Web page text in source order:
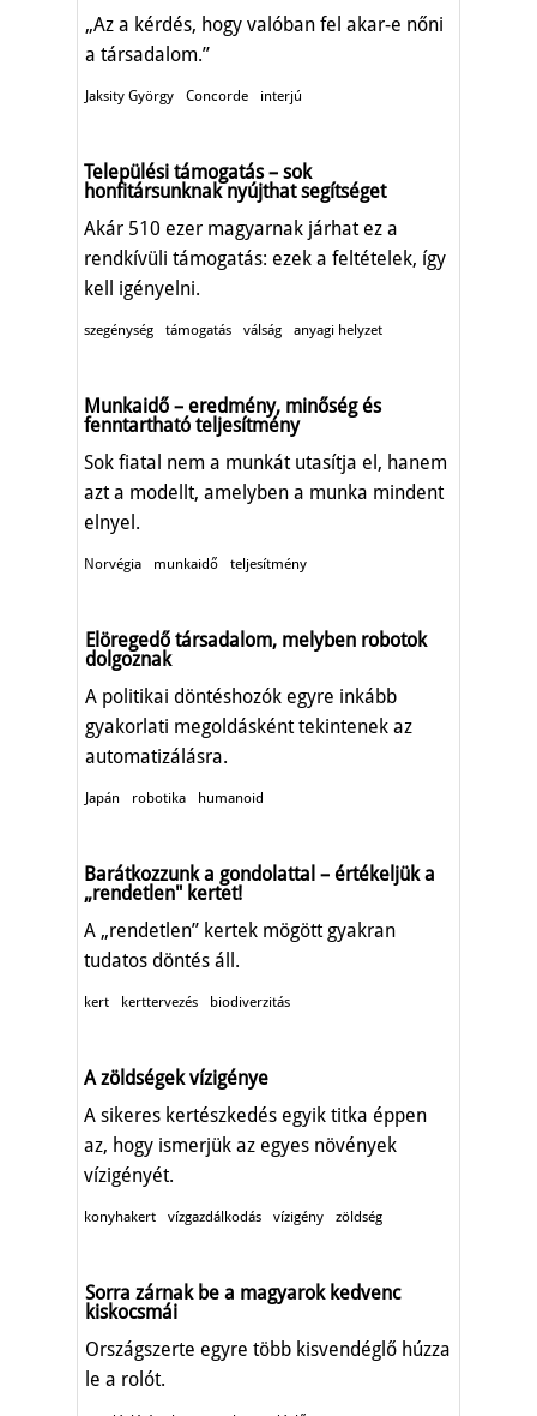
„Az a kérdés, hogy valóban fel akar-e nőni
a társadalom.”
Jaksity György Concorde interjú
Települési támogatás – sok
honfitársunknak nyújthat segítséget
Akár 510 ezer magyarnak járhat ez a
rendkívüli támogatás: ezek a feltételek, így
kell igényelni.
szegénység támogatás válság anyagi helyzet
Munkaidő – eredmény, minőség és
fenntartható teljesítmény
Sok fiatal nem a munkát utasítja el, hanem
azt a modellt, amelyben a munka mindent
elnyel.
Norvégia munkaidő teljesítmény
Elöregedő társadalom, melyben robotok
dolgoznak
A politikai döntéshozók egyre inkább
gyakorlati megoldásként tekintenek az
automatizálásra.
Japán robotika humanoid
Barátkozzunk a gondolattal – értékeljük a
„rendetlen" kertet!
A „rendetlen” kertek mögött gyakran
tudatos döntés áll.
kert kerttervezés biodiverzitás
A zöldségek vízigénye
A sikeres kertészkedés egyik titka éppen
az, hogy ismerjük az egyes növények
vízigényét.
konyhakert vízgazdálkodás vízigény zöldség
Sorra zárnak be a magyarok kedvenc
kiskocsmái
Országszerte egyre több kisvendéglő húzza
le a rolót.